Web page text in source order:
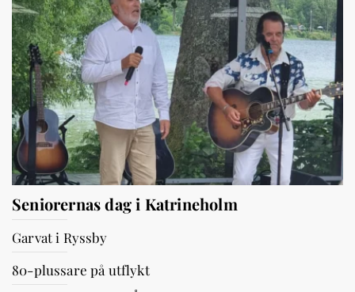
Seniorernas dag i Katrineholm
Garvat i Ryssby
80-plussare på utflykt